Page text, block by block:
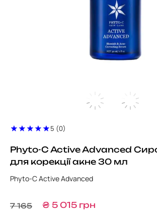
5 (0)
Phyto-C Active Advanced
для корекції акне 30 мл
Phyto-C Active Advanced
7 165 ₴ 5 015 грн